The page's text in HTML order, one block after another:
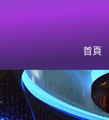
首頁